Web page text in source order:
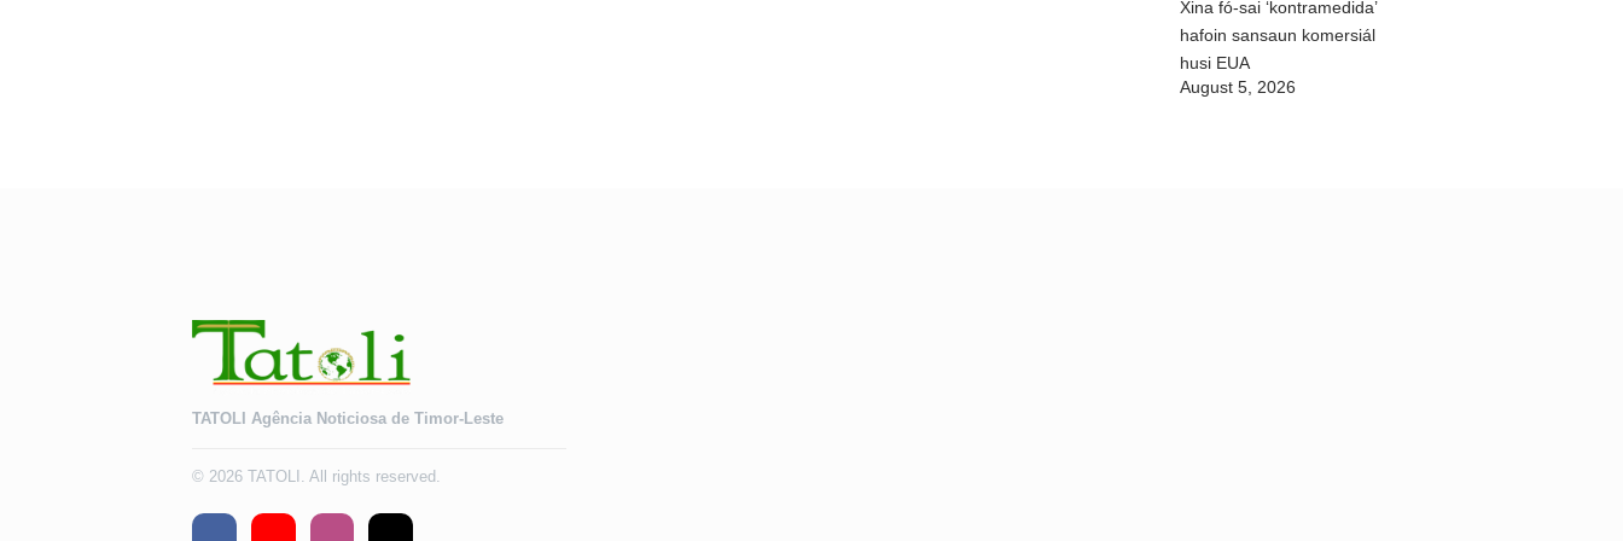
Xina fó-sai ‘kontramedida’
hafoin sansaun komersiál
husi EUA
August 5, 2026
TATOLI Agência Noticiosa de Timor-Leste
© 2026 TATOLI. All rights reserved.